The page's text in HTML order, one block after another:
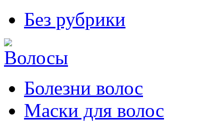
Без рубрики
Болезни волос
Маски для волос